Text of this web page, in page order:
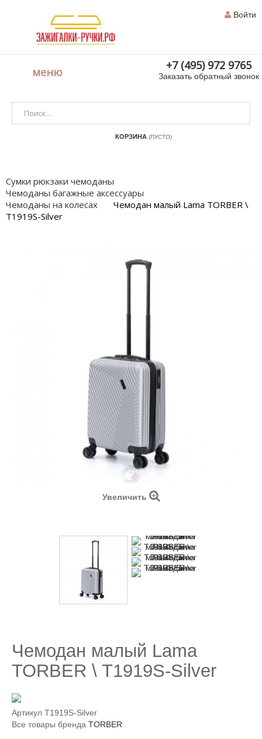
Войти
меню +7 (495) 972 9765
Заказать обратный звонок
КОРЗИНА (ПУСТО)
Сумки рюкзаки чемоданы
Чемоданы багажные аксессуары
Чемоданы на колесах
Чемодан малый Lama TORBER \
T1919S-Silver
Увеличить
Чемодан малый Lama
TORBER \ T1919S-Silver
Артикул T1919S-Silver
Все товары бренда TORBER